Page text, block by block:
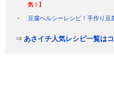
気！】
豆腐ヘルシーレシピ！手作り豆
⇒ あさイチ人気レシピ一覧は